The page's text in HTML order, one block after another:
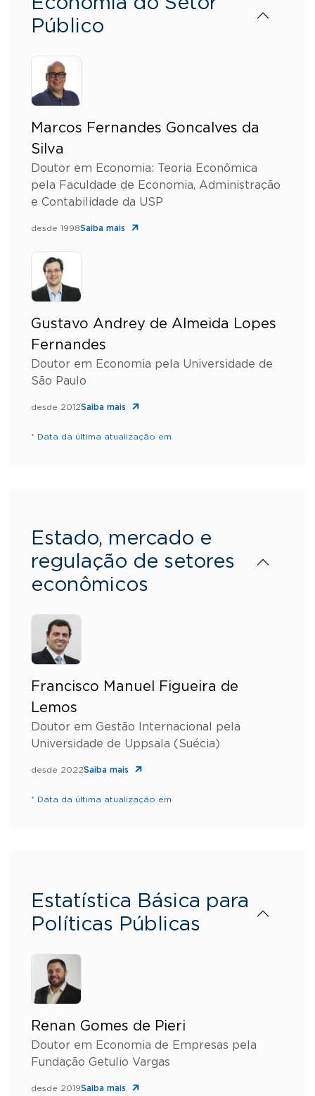
Público
Marcos Fernandes Goncalves da
Silva
Doutor em Economia: Teoria Econômica
pela Faculdade de Economia, Administração
e Contabilidade da USP
desde 1998Saiba mais
Gustavo Andrey de Almeida Lopes
Fernandes
Doutor em Economia pela Universidade de
São Paulo
desde 2012Saiba mais
* Data da última atualização em
Estado, mercado e
regulação de setores
econômicos
Francisco Manuel Figueira de
Lemos
Doutor em Gestão Internacional pela
Universidade de Uppsala (Suécia)
desde 2022Saiba mais
* Data da última atualização em
Estatística Básica para
Políticas Públicas
Renan Gomes de Pieri
Doutor em Economia de Empresas pela
Fundação Getulio Vargas
desde 2019Saiba mais